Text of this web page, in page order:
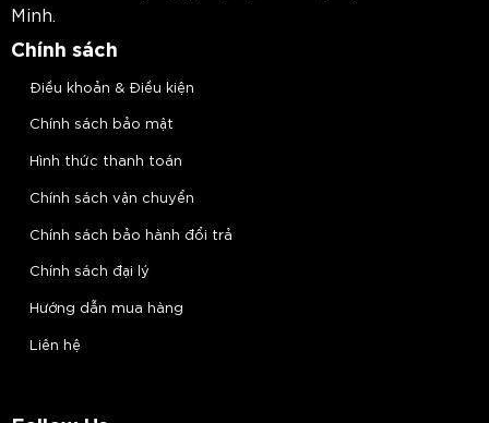
Minh.
Chính sách
Điều khoản & Điều kiện
Chính sách bảo mật
Hình thức thanh toán
Chính sách vận chuyển
Chính sách bảo hành đổi trả
Chính sách đại lý
Hướng dẫn mua hàng
Liên hệ